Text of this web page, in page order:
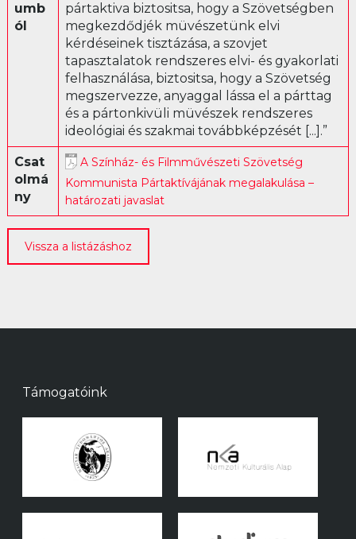
umb
ól
pártaktiva biztositsa, hogy a Szövetségben
megkezdődjék müvészetünk elvi
kérdéseinek tisztázása, a szovjet
tapasztalatok rendszeres elvi- és gyakorlati
felhasználása, biztositsa, hogy a Szövetség
megszervezze, anyaggal lássa el a párttag
és a pártonkivüli müvészek rendszeres
ideológiai és szakmai továbbképzését [...].”
Csat
olmá
ny
A Színház- és Filmművészeti Szövetség
Kommunista Pártaktívájának megalakulása –
határozati javaslat
Vissza a listázáshoz
Támogatóink